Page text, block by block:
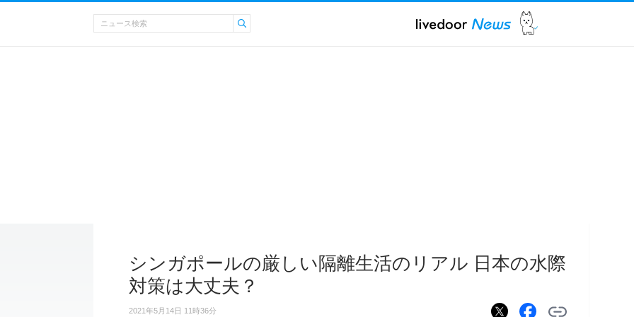
シンガポールの厳しい隔離生活のリアル 日本の水際
対策は大丈夫？
2021年5月14日 11時36分